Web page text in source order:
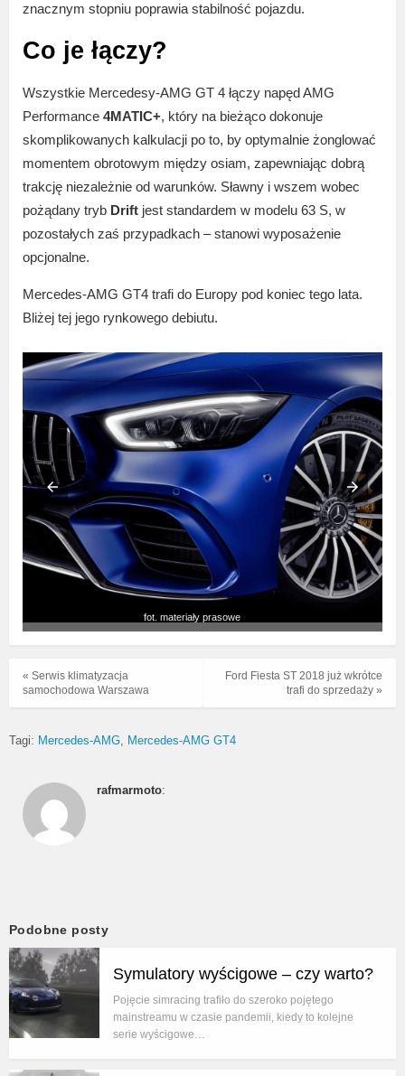
znacznym stopniu poprawia stabilność pojazdu.
Co je łączy?
Wszystkie Mercedesy-AMG GT 4 łączy napęd AMG
Performance 4MATIC+, który na bieżąco dokonuje
skomplikowanych kalkulacji po to, by optymalnie żonglować
momentem obrotowym między osiam, zapewniając dobrą
trakcję niezależnie od warunków. Sławny i wszem wobec
pożądany tryb Drift jest standardem w modelu 63 S, w
pozostałych zaś przypadkach – stanowi wyposażenie
opcjonalne.
Mercedes-AMG GT4 trafi do Europy pod koniec tego lata.
Bliżej tej jego rynkowego debiutu.
fot. materiały prasowe
Ford Fiesta ST 2018 już wkrótce
trafi do sprzedaży »
« Serwis klimatyzacja
samochodowa Warszawa
Tagi: Mercedes-AMG Mercedes-AMG GT4
rafmarmoto:
Podobne posty
Symulatory wyścigowe – czy warto?
Pojęcie simracing trafiło do szeroko pojętego
mainstreamu w czasie pandemii, kiedy to kolejne
serie wyścigowe…